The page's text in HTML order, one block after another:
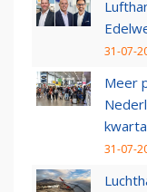
31-07-
Meer
31-07-